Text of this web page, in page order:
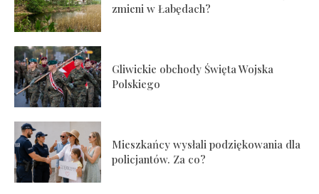
zmieni w Łabędach?
Gliwickie obchody Święta Wojska
Polskiego
Mieszkańcy wysłali podziękowania dla
policjantów. Za co?